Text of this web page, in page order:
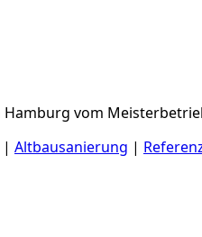
vom
| Altbausanierung |